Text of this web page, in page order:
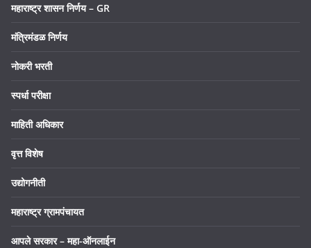
महाराष्ट्र शासन निर्णय – GR
मंत्रिमंडळ निर्णय
नोकरी भरती
स्पर्धा परीक्षा
माहिती अधिकार
वृत्त विशेष
उद्योगनीती
महाराष्ट्र ग्रामपंचायत
आपले सरकार – महा-ऑनलाईन